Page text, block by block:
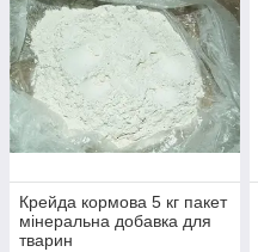
Крейда кормова 5 кг пакет
мінеральна добавка для
тварин